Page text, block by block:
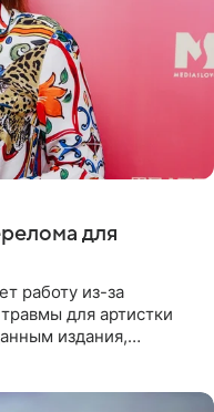
для
работу из-за
для артистки
издания,